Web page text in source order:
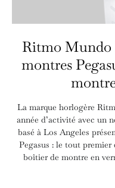
Ritmo Mundo
montres
La marque horlogère
année d’activité avec un
basé à Los Angeles
Pegasus : le tout
boîtier de montre en